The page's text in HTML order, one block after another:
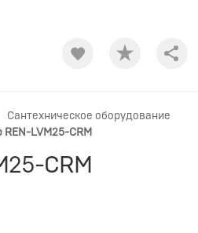
Сантехническое оборудование
REN-LVM25-CRM
CRM